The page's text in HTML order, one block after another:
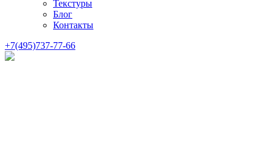
Текстуры
Блог
Контакты
+7(495)737-77-66